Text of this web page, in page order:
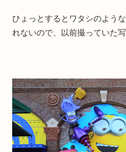
ひょっとするとワタシのよう
れないので、以前撮っていた